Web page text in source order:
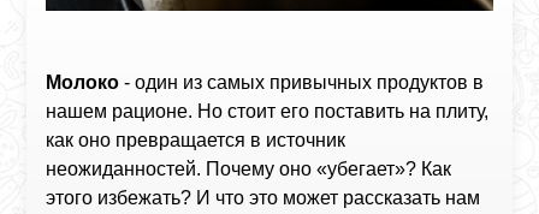
Молоко - один из самых привычных продуктов в
нашем рационе. Но стоит его поставить на плиту,
как оно превращается в источник
неожиданностей. Почему оно «убегает»? Как
этого избежать? И что это может рассказать нам